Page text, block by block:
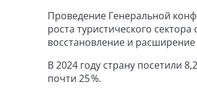
Проведение Генеральной
роста туристического
восстановление и расширение
В 2024 году страну посетили
почти 25 %.